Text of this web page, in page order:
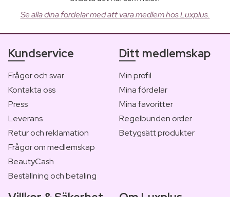
Se alla dina fördelar med att vara medlem hos Luxplus.
Kundservice
Frågor och svar
Kontakta oss
Press
Leverans
Retur och reklamation
Frågor om medlemskap
BeautyCash
Beställning och betaling
Ditt medlemskap
Min profil
Mina fördelar
Mina favoritter
Regelbunden order
Betygsätt produkter